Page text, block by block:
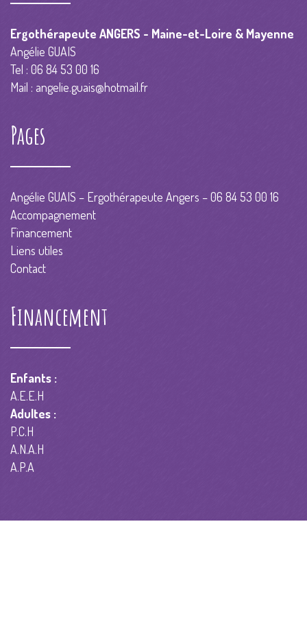
Ergothérapeute ANGERS - Maine-et-Loire & Mayenne
Angélie GUAIS
Tel : 06 84 53 00 16
Mail : angelie.guais@hotmail.fr
Pages
Angélie GUAIS – Ergothérapeute Angers – 06 84 53 00 16
Accompagnement
Financement
Liens utiles
Contact
Financement
Enfants :
A.E.E.H
Adultes :
P.C.H
A.N.A.H
A.P.A